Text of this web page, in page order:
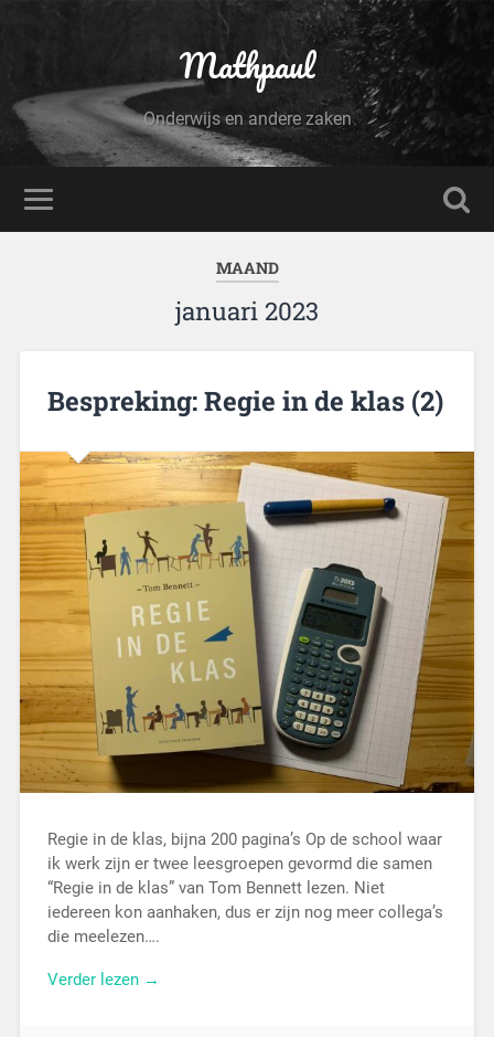
Mathpaul
Onderwijs en andere zaken
MAAND
januari 2023
Bespreking: Regie in de klas (2)
Regie in de klas, bijna 200 pagina’s Op de school waar
ik werk zijn er twee leesgroepen gevormd die samen
“Regie in de klas” van Tom Bennett lezen. Niet
iedereen kon aanhaken, dus er zijn nog meer collega’s
die meelezen….
Verder lezen →